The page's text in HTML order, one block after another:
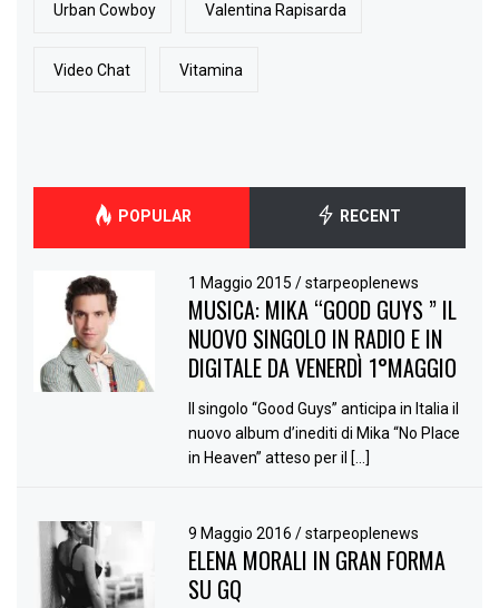
Urban Cowboy Valentina Rapisarda
Video Chat Vitamina
POPULAR RECENT
1 Maggio 2015/ starpeoplenews
MUSICA: MIKA “GOOD GUYS ” IL
NUOVO SINGOLO IN RADIO E IN
DIGITALE DA VENERDÌ 1°MAGGIO
Il singolo “Good Guys” anticipa in Italia il
nuovo album d’inediti di Mika “No Place
in Heaven” atteso per il […]
9 Maggio 2016/ starpeoplenews
ELENA MORALI IN GRAN FORMA
SU GQ